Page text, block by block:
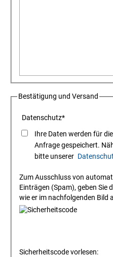
Bestätigung und Versand
Datenschutz*
Ihre Daten werden für
Anfrage gespeichert.
bitte unserer
Zum Ausschluss von
Einträgen (Spam), geben Sie
wie er im nachfolgenden Bild
Sicherheitscode vorlesen: